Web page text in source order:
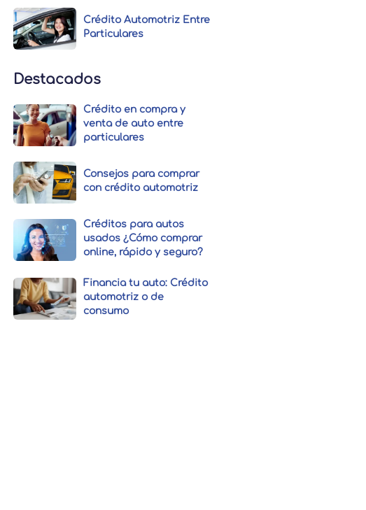
Crédito Automotriz Entre
Particulares
Destacados
Crédito en compra y
venta de auto entre
particulares
Consejos para comprar
con crédito automotriz
Créditos para autos
usados ¿Cómo comprar
online, rápido y seguro?
Financia tu auto: Crédito
automotriz o de
consumo